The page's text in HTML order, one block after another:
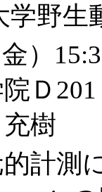
学野生
）
Ｄ201
樹
計測